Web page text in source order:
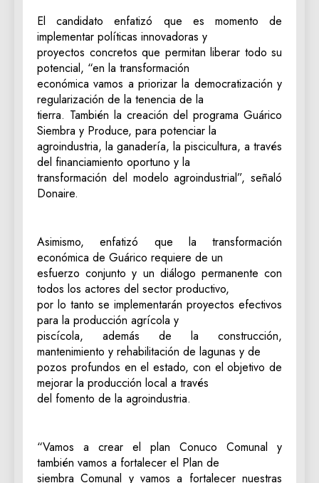
El candidato enfatizó que es momento de
implementar políticas innovadoras y
proyectos concretos que permitan liberar todo su
potencial, “en la transformación
económica vamos a priorizar la democratización y
regularización de la tenencia de la
tierra. También la creación del programa Guárico
Siembra y Produce, para potenciar la
agroindustria, la ganadería, la piscicultura, a través
del financiamiento oportuno y la
transformación del modelo agroindustrial”, señaló
Donaire.
Asimismo, enfatizó que la transformación
económica de Guárico requiere de un
esfuerzo conjunto y un diálogo permanente con
todos los actores del sector productivo,
por lo tanto se implementarán proyectos efectivos
para la producción agrícola y
piscícola, además de la construcción,
mantenimiento y rehabilitación de lagunas y de
pozos profundos en el estado, con el objetivo de
mejorar la producción local a través
del fomento de la agroindustria.
“Vamos a crear el plan Conuco Comunal y
también vamos a fortalecer el Plan de
siembra Comunal y vamos a fortalecer nuestras